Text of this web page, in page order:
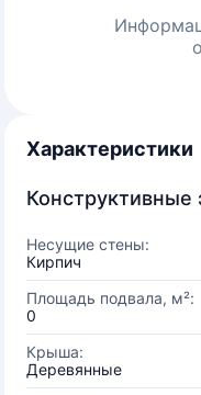
Характеристики
Конструктивные
Несущие стены:
Кирпич
Площадь подвала, м²:
0
Крыша:
Деревянные